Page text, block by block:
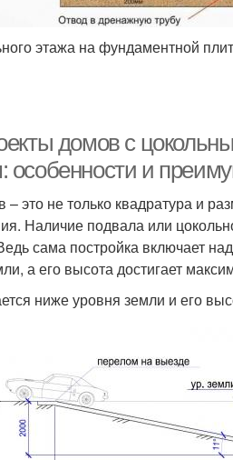
этажа на фундаментной
домов с
особенности и
это не только квадратура и
Наличие подвала или
сама постройка включает
а его высота достигает
ниже уровня земли и его